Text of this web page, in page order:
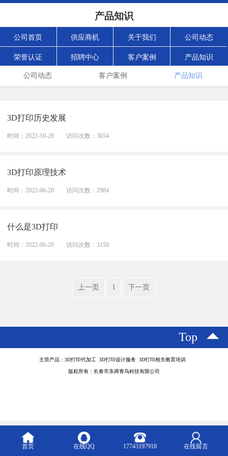
产品知识
公司首页 供应商机 关于我们 公司动态
荣誉认证 招聘中心 客户案例 产品知识
公司动态 客户案例 产品知识
3D打印历史发展
时间：2022-10-28 访问次数：3054
3D打印原理技术
时间：2022-06-20 访问次数：2984
什么是3D打印
时间：2022-06-20 访问次数：3150
上一页 1 下一页
Top
主营产品：3D打印代加工 3D打印设计服务 3D打印相关教育培训
版权所有：长春市东师青鸟科技有限公司
首页 在线QQ 17743197918 在线留言